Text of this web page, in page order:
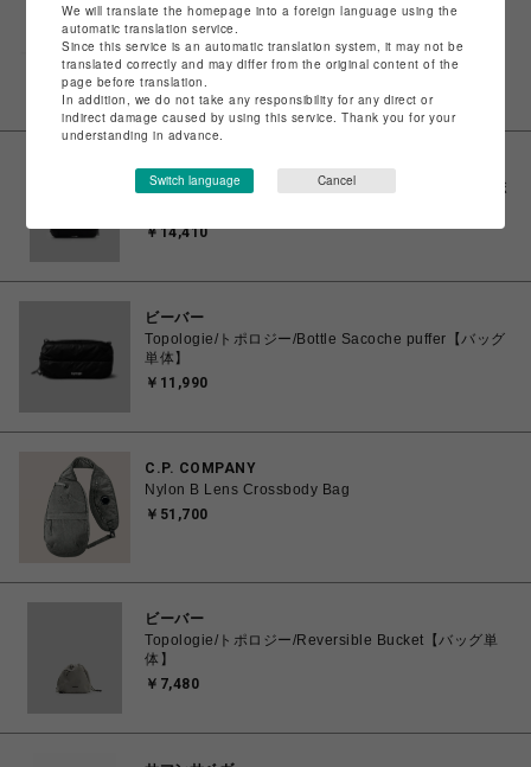
サマンサタバサ プチチョイス
『スターウォーズ』コレクション ポーチチャーム
￥12,100
ビーバー
topologie/トポロジーBottle Sacoche Large Puffer /ボ
￥14,410
ビーバー
Topologie/トポロジー/Bottle Sacoche puffer【バッグ
単体】
￥11,990
C.P. COMPANY
Nylon B Lens Crossbody Bag
￥51,700
ビーバー
Topologie/トポロジー/Reversible Bucket【バッグ単
体】
￥7,480
We will translate the homepage into a foreign language using the
automatic translation service.
Since this service is an automatic translation system, it may not be
translated correctly and may differ from the original content of the
page before translation.
In addition, we do not take any responsibility for any direct or
indirect damage caused by using this service. Thank you for your
understanding in advance.
Switch language Cancel